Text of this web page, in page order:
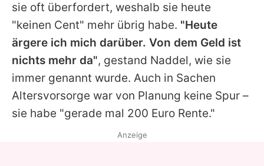
Datenschutzerklärung
Nutzungsbedingungen
Utiq verwalten
sie oft überfordert, weshalb sie heute
"keinen Cent" mehr übrig habe. "Heute
ärgere ich mich darüber. Von dem Geld ist
nichts mehr da", gestand Naddel, wie sie
immer genannt wurde. Auch in Sachen
Altersvorsorge war von Planung keine Spur –
sie habe "gerade mal 200 Euro Rente."
Anzeige